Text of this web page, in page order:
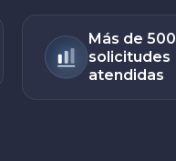
Más de 500
solicitudes
atendidas